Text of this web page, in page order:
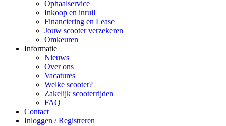
Ophaalservice
Inkoop en inruil
Financiering en Lease
Jouw scooter verzekeren
Omkeuren
Informatie
Nieuws
Over ons
Vacatures
Welke scooter?
Zakelijk scooterrijden
FAQ
Contact
Inloggen / Registreren